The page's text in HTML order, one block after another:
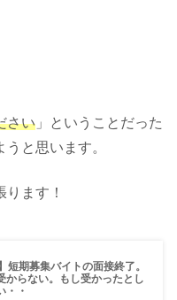
さい 」ということだった
と思います。
ます！
短期募集バイトの面接終了。
からない。もし受かったとし
・・